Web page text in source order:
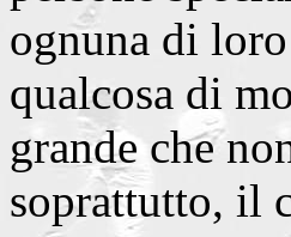
ognuna di
qualcosa di
grande che
soprattutto, il